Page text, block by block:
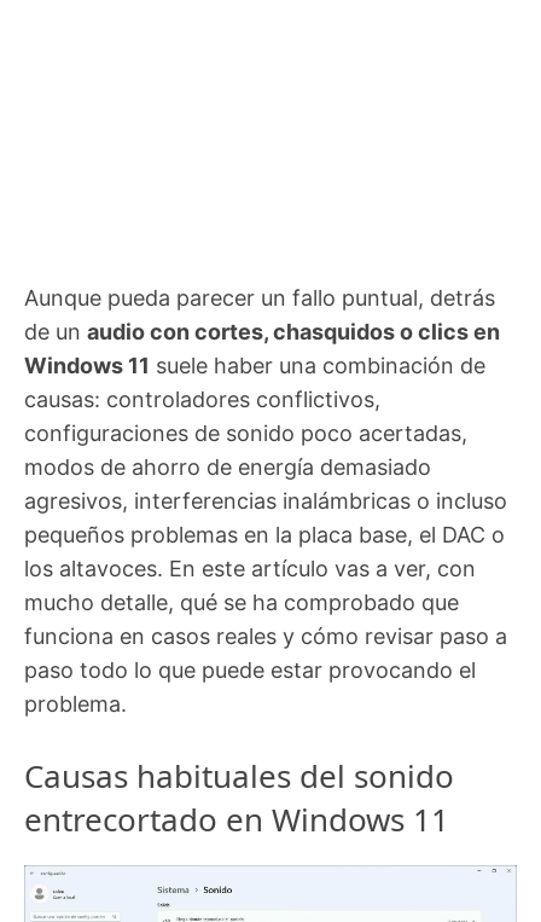
Aunque pueda parecer un fallo puntual, detrás
de un audio con cortes, chasquidos o clics en
Windows 11 suele haber una combinación de
causas: controladores conflictivos,
configuraciones de sonido poco acertadas,
modos de ahorro de energía demasiado
agresivos, interferencias inalámbricas o incluso
pequeños problemas en la placa base, el DAC o
los altavoces. En este artículo vas a ver, con
mucho detalle, qué se ha comprobado que
funciona en casos reales y cómo revisar paso a
paso todo lo que puede estar provocando el
problema.
Causas habituales del sonido
entrecortado en Windows 11